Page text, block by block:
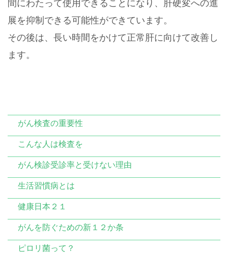
展を抑制できる可能性ができています。
その後は、長い時間をかけて正常肝に向けて改善し
ます。
がん検査の重要性
こんな人は検査を
がん検診受診率と受けない理由
生活習慣病とは
健康日本２１
がんを防ぐための新１２か条
ピロリ菌って？